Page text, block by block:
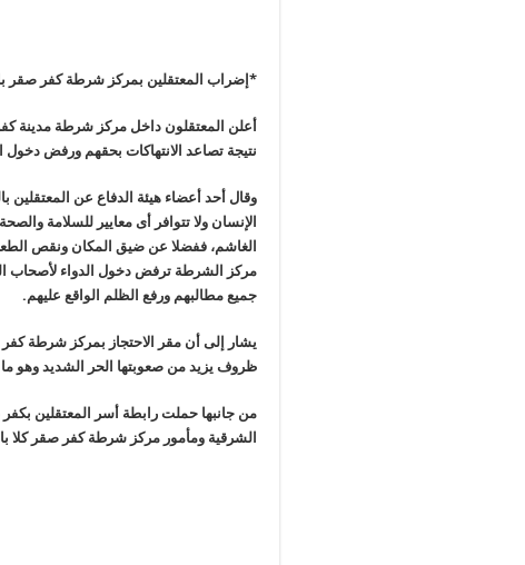
*إضراب المعتقلين بمركز شرطة كفر صقر
أعلن المعتقلون داخل مركز شرطة مدينة
نتيجة تصاعد الانتهاكات بحقهم ورفض دخول
وقال أحد أعضاء هيئة الدفاع عن
الإنسان ولا تتوافر أى معايير للسلامة
الغاشم، ففضلا عن ضيق المكان ونقص
مركز الشرطة ترفض دخول الدواء لأصحاب
جميع مطالبهم ورفع الظلم الواقع عليهم.
ظروف يزيد من صعوبتها الحر الشديد وهو
من جانبها حملت رابطة أسر المعتقلين
الشرقية ومأمور مركز شرطة كفر صقر كلا